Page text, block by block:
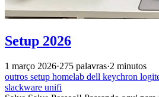
Setup 2026
1 março 2026·275 palavras·2 minutos
outros setup homelab dell keychron
slackware unifi